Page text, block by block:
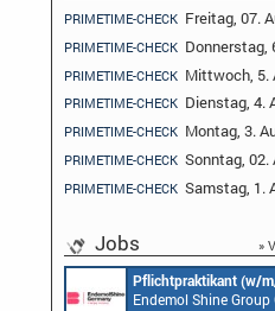
PRIMETIME-CHECK Freitag, 07.
PRIMETIME-CHECK Donnerstag,
PRIMETIME-CHECK Mittwoch, 5.
PRIMETIME-CHECK Dienstag, 4.
PRIMETIME-CHECK Montag, 3.
PRIMETIME-CHECK Sonntag, 02.
PRIMETIME-CHECK Samstag, 1.
Jobs »
Pflichtpraktikant (w/
Endemol Shine Group